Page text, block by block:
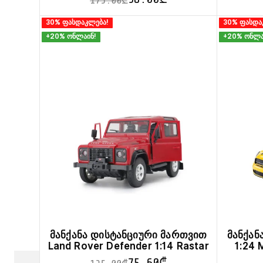
This
chosen
on
the
product
page
30% ფასდაკლება!
+20% ონლაინ!
მანქანა დისტანციური მართვით
Land Rover Defender 1:14 Rastar
30%
+20%
1:24